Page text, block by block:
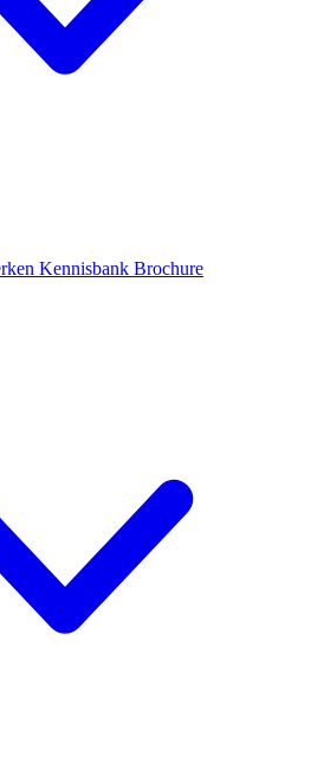
Kennisbank Brochure